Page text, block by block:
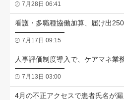
7月28日 06:41
看護・多職種協働加算、届け出
7月17日 09:15
人事評価制度導入で、ケアマネ業
7月13日 03:00
4月の不正アクセスで患者氏名が